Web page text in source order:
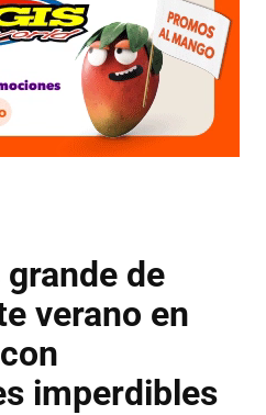
de
verano en
imperdibles